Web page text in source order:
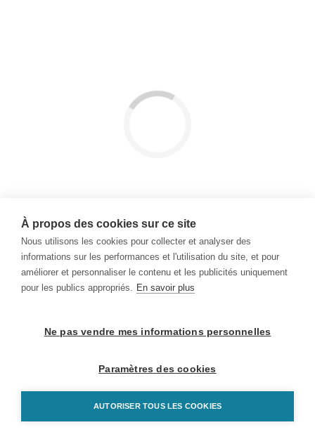
À propos des cookies sur ce site
Nous utilisons les cookies pour collecter et analyser des
informations sur les performances et l'utilisation du site, et pour
améliorer et personnaliser le contenu et les publicités uniquement
pour les publics appropriés. En savoir plus
Ne pas vendre mes informations personnelles
Paramètres des cookies
AUTORISER TOUS LES COOKIES